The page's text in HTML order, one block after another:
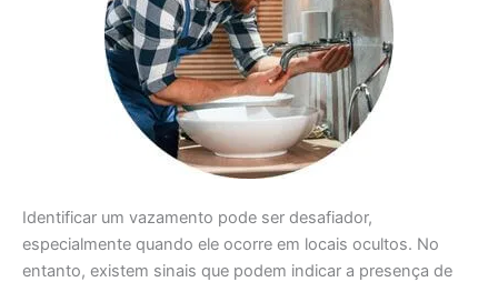
Identificar um vazamento pode ser desafiador,
especialmente quando ele ocorre em locais ocultos. No
entanto, existem sinais que podem indicar a presença de